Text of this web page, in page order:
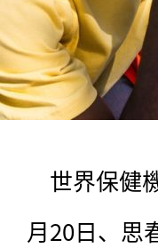
世界保健
月20日、思